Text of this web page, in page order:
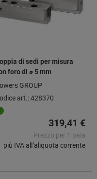
di sedi per misura
foro di ⌀ 5 mm
GROUP
art.: 428370
319,41 €
Prezzo per 1 paia
più IVA all’aliquota corrente